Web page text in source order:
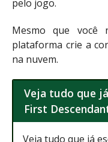
pelo jogo.
Mesmo que você
plataforma crie a
na nuvem.
Veja tudo que
First
Veja tudo que já